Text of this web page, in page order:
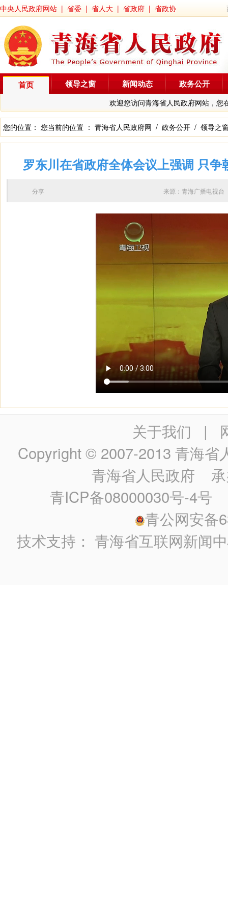
中央人民政府网站 | 省委 | 省人大 | 省政府 | 省政协
首页
欢迎您访问青海省人民政府网站，您
领导之窗 新闻动态 政务公开
您的位置： 您当前的位置 ： 青海省人民政府网 / 政务公开 / 领导之
罗东川在省政府全体会议上强调 只
来源：青海广播电视
分享
关于我们 |
Copyright © 2007-2013 青海省
青海省人民政府 承
青ICP备08000030号-4号
青公网安备
技术支持：青海省互联网新闻